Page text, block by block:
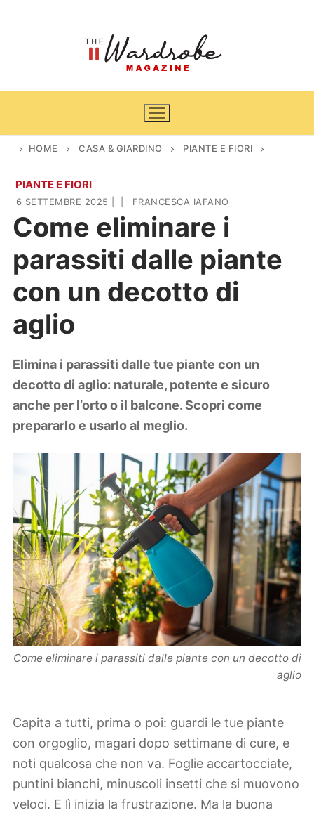
Home
News
Cinema e TV
Casa & Giardino
Arredamento
Piante e fiori
DIY
Lifestyle
Viaggi
HOME CASA & GIARDINO PIANTE E FIORI
PIANTE E FIORI
6 SETTEMBRE 2025 FRANCESCA IAFANO
Come eliminare i
parassiti dalle piante
con un decotto di
aglio
Elimina i parassiti dalle tue piante con un
decotto di aglio: naturale, potente e sicuro
anche per l’orto o il balcone. Scopri come
prepararlo e usarlo al meglio.
Come eliminare i parassiti dalle piante con un decotto di
aglio
Capita a tutti, prima o poi: guardi le tue piante
con orgoglio, magari dopo settimane di cure, e
noti qualcosa che non va. Foglie accartocciate,
puntini bianchi, minuscoli insetti che si muovono
veloci. E lì inizia la frustrazione. Ma la buona